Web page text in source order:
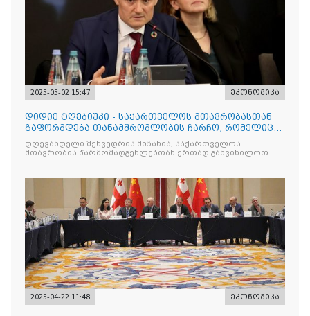
2025-05-02 15:47 ეკონომიკა
დიდიე ტღებიუკი - საქართველოს მთავრობასთან
გაფორმდება თანამშრომლობის ჩარჩო, რომელიც
იქნება მნიშვნელოვ
დღევანდელი შეხვედრის მიზანია, საქართველოს
მთავრობის წარმომადგენლებთან ერთად განვიხილოთ
2025-04-22 11:48 ეკონომიკა